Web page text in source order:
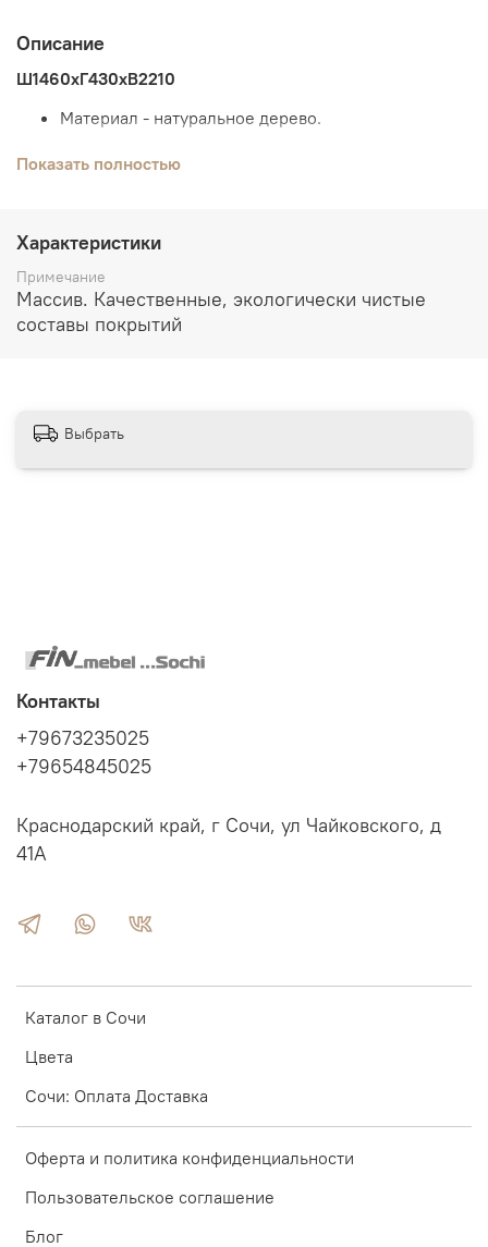
Описание
Ш1460хГ430хВ2210
Материал - натуральное дерево.
Возможны комбинированные цвета.
Показать полностью
Характеристики
Примечание
Массив. Качественные, экологически чистые
составы покрытий
Выбрать
Каталог в Сочи
Цвета
Сочи: Оплата Доставка
Оферта и политика конфиденциальности
Пользовательское соглашение
Блог
Контакты
+79673235025
+79654845025
Краснодарский край, г Сочи, ул Чайковского, д
41А